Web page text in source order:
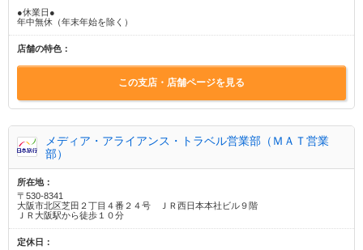
●休業日●
年中無休（年末年始を除く）
店舗の特色：
この支店・店舗ページを見る
メディア・アライアンス・トラベル営業部（ＭＡＴ営業
部）
所在地：
〒530-8341
大阪市北区芝田２丁目４番２４号 ＪＲ西日本本社ビル９階
ＪＲ大阪駅から徒歩１０分
定休日：